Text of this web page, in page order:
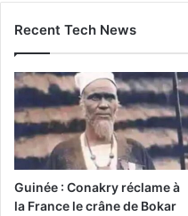
Recent Tech News
Guinée : Conakry réclame à
la France le crâne de Bokar